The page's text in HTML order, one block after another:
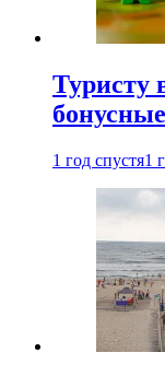
Туристу
1 год спустя1